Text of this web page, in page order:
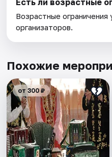
Есть ли возрастные
Возрастные ограничения
организаторов.
Похожие
от 300 ₽